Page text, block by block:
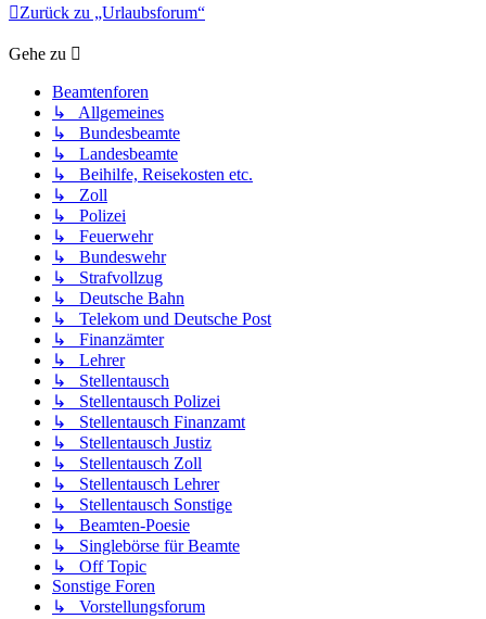
Zurück zu „Urlaubsforum“
Gehe zu
Beamtenforen
↳ Allgemeines
↳ Bundesbeamte
↳ Landesbeamte
↳ Beihilfe, Reisekosten etc.
↳ Zoll
↳ Polizei
↳ Feuerwehr
↳ Bundeswehr
↳ Strafvollzug
↳ Deutsche Bahn
↳ Telekom und Deutsche Post
↳ Finanzämter
↳ Lehrer
↳ Stellentausch
↳ Stellentausch Polizei
↳ Stellentausch Finanzamt
↳ Stellentausch Justiz
↳ Stellentausch Zoll
↳ Stellentausch Lehrer
↳ Stellentausch Sonstige
↳ Beamten-Poesie
↳ Singlebörse für Beamte
↳ Off Topic
Sonstige Foren
↳ Vorstellungsforum